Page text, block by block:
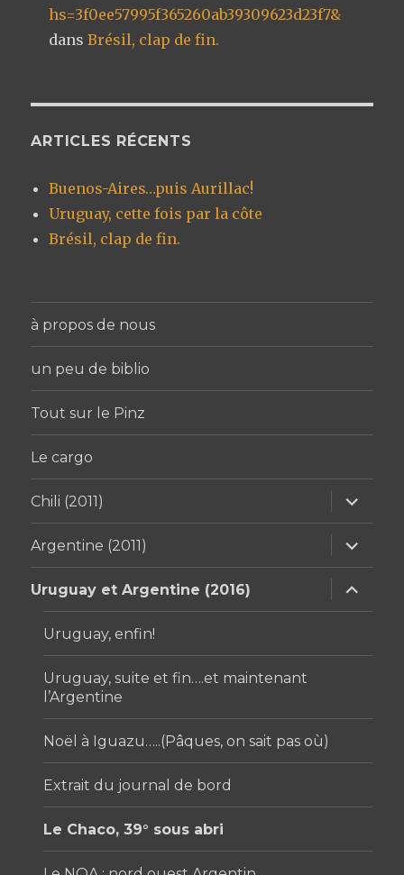
hs=3f0ee57995f365260ab39309623d23f7&
dansBrésil, clap de fin.
ARTICLES RÉCENTS
Buenos-Aires…puis Aurillac!
Uruguay, cette fois par la côte
Brésil, clap de fin.
à propos de nous
un peu de biblio
Tout sur le Pinz
Le cargo
Chili (2011)
ouvrir
le
sous-
menu
Argentine (2011)
ouvrir
le
sous-
menu
Uruguay et Argentine (2016)
ouvrir
le
sous-
Uruguay, enfin!
Uruguay, suite et fin….et maintenant
l’Argentine
Noël à Iguazu…..(Pâques, on sait pas où)
Extrait du journal de bord
Le Chaco, 39° sous abri